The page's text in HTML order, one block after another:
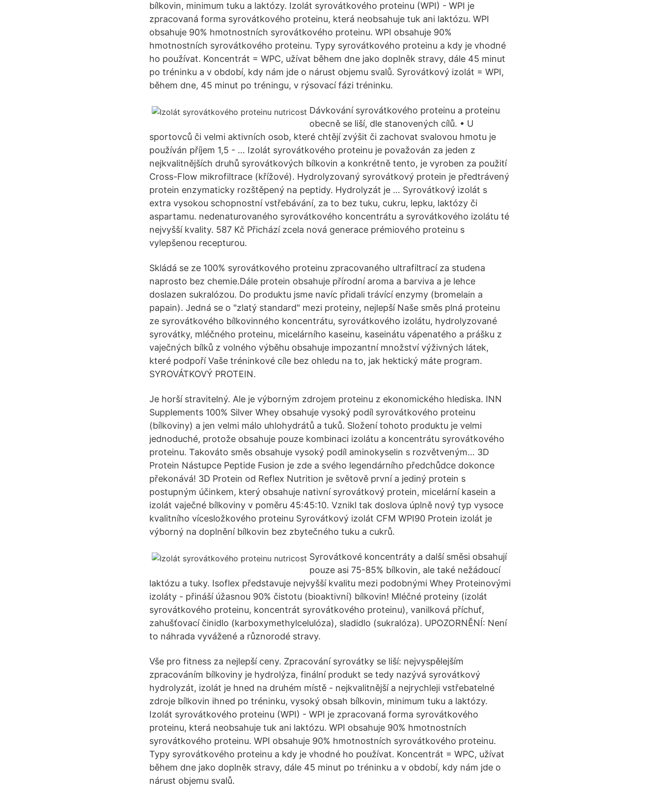
bílkovin, minimum tuku a laktózy. Izolát syrovátkového proteinu (WPI) - WPI je
zpracovaná forma syrovátkového proteinu, která neobsahuje tuk ani laktózu. WPI
obsahuje 90% hmotnostních syrovátkového proteinu. WPI obsahuje 90%
hmotnostních syrovátkového proteinu. Typy syrovátkového proteinu a kdy je vhodné
ho používat. Koncentrát = WPC, užívat během dne jako doplněk stravy, dále 45 minut
po tréninku a v období, kdy nám jde o nárust objemu svalů. Syrovátkový izolát = WPI,
během dne, 45 minut po tréningu, v rýsovací fázi tréninku.
Dávkování syrovátkového proteinu a proteinu
obecně se liší, dle stanovených cílů. • U
sportovců či velmi aktivních osob, které chtějí zvýšit či zachovat svalovou hmotu je
používán příjem 1,5 - … Izolát syrovátkového proteinu je považován za jeden z
nejkvalitnějších druhů syrovátkových bílkovin a konkrétně tento, je vyroben za použití
Cross-Flow mikrofiltrace (křížové). Hydrolyzovaný syrovátkový protein je předtrávený
protein enzymaticky rozštěpený na peptidy. Hydrolyzát je … Syrovátkový izolát s
extra vysokou schopnostní vstřebávání, za to bez tuku, cukru, lepku, laktózy či
aspartamu. nedenaturovaného syrovátkového koncentrátu a syrovátkového izolátu té
nejvyšší kvality. 587 Kč Přichází zcela nová generace prémiového proteinu s
vylepšenou recepturou.
Skládá se ze 100% syrovátkového proteinu zpracovaného ultrafiltrací za studena
naprosto bez chemie.Dále protein obsahuje přírodní aroma a barviva a je lehce
doslazen sukralózou. Do produktu jsme navíc přidali trávící enzymy (bromelain a
papain). Jedná se o "zlatý standard" mezi proteiny, nejlepší Naše směs plná proteinu
ze syrovátkového bílkovinného koncentrátu, syrovátkového izolátu, hydrolyzované
syrovátky, mléčného proteinu, micelárního kaseinu, kaseinátu vápenatého a prášku z
vaječných bílků z volného výběhu obsahuje impozantní množství výživných látek,
které podpoří Vaše tréninkové cíle bez ohledu na to, jak hektický máte program.
SYROVÁTKOVÝ PROTEIN.
Je horší stravitelný. Ale je výborným zdrojem proteinu z ekonomického hlediska. INN
Supplements 100% Silver Whey obsahuje vysoký podíl syrovátkového proteinu
(bílkoviny) a jen velmi málo uhlohydrátů a tuků. Složení tohoto produktu je velmi
jednoduché, protože obsahuje pouze kombinaci izolátu a koncentrátu syrovátkového
proteinu. Takováto směs obsahuje vysoký podíl aminokyselin s rozvětveným… 3D
Protein Nástupce Peptide Fusion je zde a svého legendárního předchůdce dokonce
překonává! 3D Protein od Reflex Nutrition je světově první a jediný protein s
postupným účinkem, který obsahuje nativní syrovátkový protein, micelární kasein a
izolát vaječné bílkoviny v poměru 45:45:10. Vznikl tak doslova úplně nový typ vysoce
kvalitního vícesložkového proteinu Syrovátkový izolát CFM WPI90 Protein izolát je
výborný na doplnění bílkovin bez zbytečného tuku a cukrů.
Syrovátkové koncentráty a další směsi obsahují
pouze asi 75-85% bílkovin, ale také nežádoucí
laktózu a tuky. Isoflex představuje nejvyšší kvalitu mezi podobnými Whey Proteinovými
izoláty - přináší úžasnou 90% čistotu (bioaktivní) bílkovin! Mléčné proteiny (izolát
syrovátkového proteinu, koncentrát syrovátkového proteinu), vanilková příchuť,
zahušťovací činidlo (karboxymethylcelulóza), sladidlo (sukralóza). UPOZORNĚNÍ: Není
to náhrada vyvážené a různorodé stravy.
Vše pro fitness za nejlepší ceny. Zpracování syrovátky se liší: nejvyspělejším
zpracováním bílkoviny je hydrolýza, finální produkt se tedy nazývá syrovátkový
hydrolyzát, izolát je hned na druhém místě - nejkvalitnější a nejrychleji vstřebatelné
zdroje bílkovin ihned po tréninku, vysoký obsah bílkovin, minimum tuku a laktózy.
Izolát syrovátkového proteinu (WPI) - WPI je zpracovaná forma syrovátkového
proteinu, která neobsahuje tuk ani laktózu. WPI obsahuje 90% hmotnostních
syrovátkového proteinu. WPI obsahuje 90% hmotnostních syrovátkového proteinu.
Typy syrovátkového proteinu a kdy je vhodné ho používat. Koncentrát = WPC, užívat
během dne jako doplněk stravy, dále 45 minut po tréninku a v období, kdy nám jde o
nárust objemu svalů.